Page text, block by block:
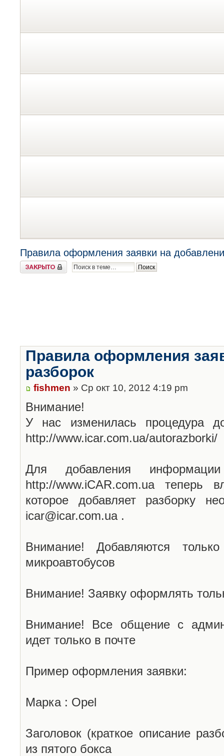
Правила оформления заявки на
Закрыто
Правила оформления
разборок
fishmen » Ср окт 10, 2012 4:19 pm
Внимание!
У нас изменилась процедура
http://www.icar.com.ua/autorazborki/
Для добавления
http://www.iCAR.com.ua теперь
которое добавляет разборку
icar@icar.com.ua .
Внимание! Добавляются
микроавтобусов
Внимание! Заявку оформлять
Внимание! Все общение с
идет только в почте
Пример оформления заявки:
Марка : Opel
Заголовок (краткое описание
из пятого бокса